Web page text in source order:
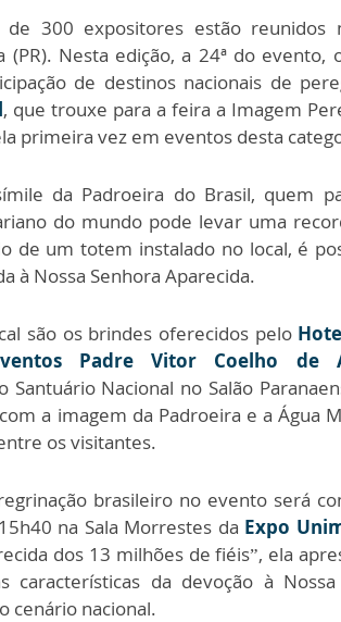
300 expositores estão reunidos
(PR). Nesta edição, a 24ª do evento,
de destinos nacionais de
, que trouxe para a feira a Imagem
primeira vez em eventos desta
da Padroeira do Brasil, quem
do mundo pode levar uma
um totem instalado no local, é
à Nossa Senhora Aparecida.
são os brindes oferecidos pelo
Padre Vitor Coelho de
Nacional no Salão
a imagem da Padroeira e a Água
os visitantes.
brasileiro no evento será
na Sala Morrestes da Expo
dos 13 milhões de fiéis”, ela
da devoção à Nossa
cenário nacional.